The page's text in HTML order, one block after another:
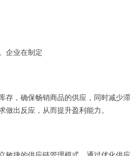
企业在制定
存，确保畅销商品的供应，同时减少滞
出反应，从而提升盈利能力。